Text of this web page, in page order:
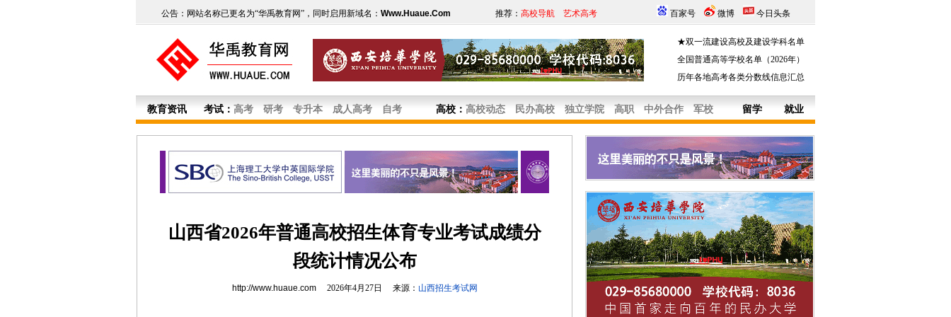
公告：网站名称已更名为“华禹教育网”，同时启用新域名： Www.Huaue.Com 推荐： 高校导航 艺术高考 百家号 微博 今日头条
★双一流建设高校及建设学科名单
全国普通高等学校名单（2026年）
历年各地高考各类分数线信息汇总
教育资讯 考试： 高考 研考 专升本 成人高考 自考 高校： 高校动态 民办高校 独立学院 高职 中外合作 军校 留学 就业
山西省2026年普通高校招生体育专业考试成绩分
段统计情况公布
http://www.huaue.com2026年4月27日 来源： 山西招生考试网